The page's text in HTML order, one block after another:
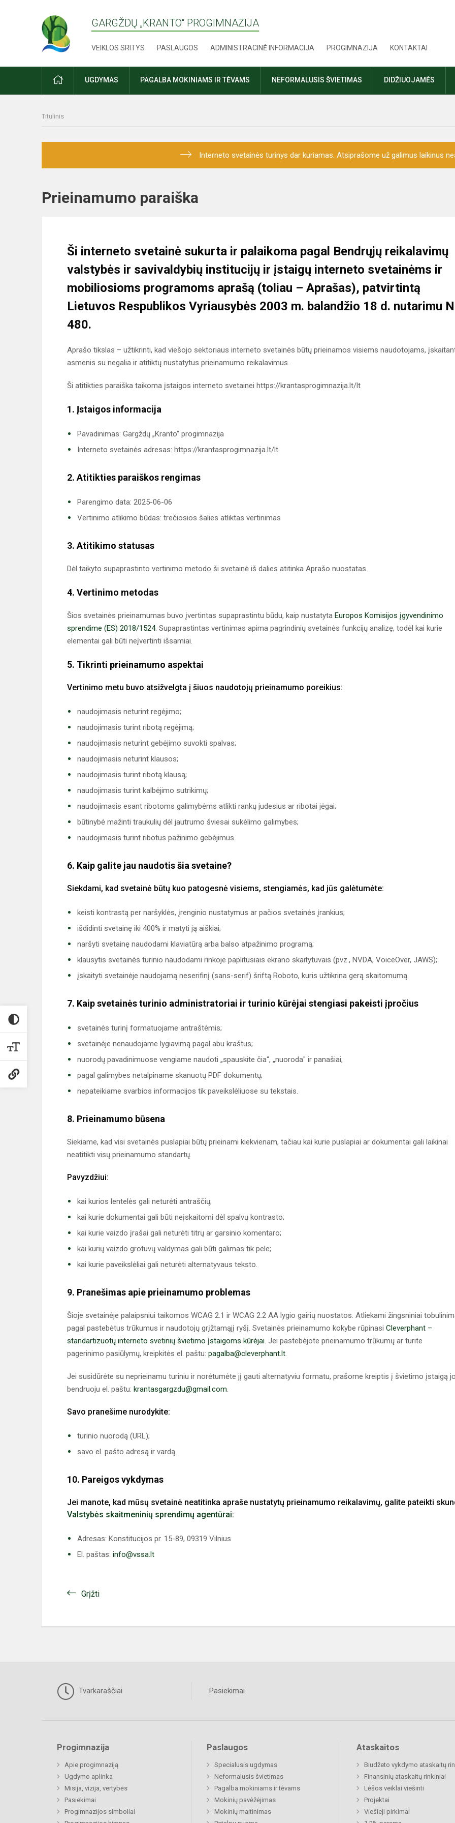
GARGŽDŲ „KRANTO“ PROGIMNAZIJA
VEIKLOS SRITYS PASLAUGOS ADMINISTRACINĖ INFORMACIJA PROGIMNAZIJA KONTAKTAI
PRADŽIAUGDYMAS PAGALBA MOKINIAMS IR TĖVAMS NEFORMALUSIS ŠVIETIMAS DIDŽIUOJAMĖS
Titulinis
Interneto svetainės turinys dar kuriamas. Atsiprašome už galimus laikinus
Prieinamumo paraiška
Ši interneto svetainė sukurta ir palaikoma pagal Bendrųjų reikalavimų
valstybės ir savivaldybių institucijų ir įstaigų interneto svetainėms ir
mobiliosioms programoms aprašą (toliau – Aprašas), patvirtintą
Lietuvos Respublikos Vyriausybės 2003 m. balandžio 18 d. nutarimu
480.
Aprašo tikslas – užtikrinti, kad viešojo sektoriaus interneto svetainės būtų prieinamos visiems naudotojams,
asmenis su negalia ir atitiktų nustatytus prieinamumo reikalavimus.
Ši atitikties paraiška taikoma įstaigos interneto svetainei https://krantasprogimnazija.lt/lt
1. Įstaigos informacija
Pavadinimas: Gargždų „Kranto“ progimnazija
Interneto svetainės adresas: https://krantasprogimnazija.lt/lt
2. Atitikties paraiškos rengimas
Parengimo data: 2025-06-06
Vertinimo atlikimo būdas: trečiosios šalies atliktas vertinimas
3. Atitikimo statusas
Dėl taikyto supaprastinto vertinimo metodo ši svetainė iš dalies atitinka Aprašo nuostatas.
4. Vertinimo metodas
Šios svetainės prieinamumas buvo įvertintas supaprastintu būdu, kaip nustatyta Europos Komisijos įgyvendinimo
sprendime (ES) 2018/1524. Supaprastintas vertinimas apima pagrindinių svetainės funkcijų analizę, todėl kai kurie
elementai gali būti neįvertinti išsamiai.
5. Tikrinti prieinamumo aspektai
Vertinimo metu buvo atsižvelgta į šiuos naudotojų prieinamumo poreikius:
naudojimasis neturint regėjimo;
naudojimasis turint ribotą regėjimą;
naudojimasis neturint gebėjimo suvokti spalvas;
naudojimasis neturint klausos;
naudojimasis turint ribotą klausą;
naudojimasis turint kalbėjimo sutrikimų;
naudojimasis esant ribotoms galimybėms atlikti rankų judesius ar ribotai jėgai;
būtinybė mažinti traukulių dėl jautrumo šviesai sukėlimo galimybes;
naudojimasis turint ribotus pažinimo gebėjimus.
6. Kaip galite jau naudotis šia svetaine?
Siekdami, kad svetainė būtų kuo patogesnė visiems, stengiamės, kad jūs galėtumėte:
keisti kontrastą per naršyklės, įrenginio nustatymus ar pačios svetainės įrankius;
išdidinti svetainę iki 400% ir matyti ją aiškiai;
naršyti svetainę naudodami klaviatūrą arba balso atpažinimo programą;
klausytis svetainės turinio naudodami rinkoje paplitusiais ekrano skaitytuvais (pvz., NVDA, VoiceOver, JAWS);
įskaityti svetainėje naudojamą neserifinį (sans-serif) šriftą Roboto, kuris užtikrina gerą skaitomumą.
7. Kaip svetainės turinio administratoriai ir turinio kūrėjai stengiasi pakeisti įpročius
svetainės turinį formatuojame antraštėmis;
svetainėje nenaudojame lygiavimą pagal abu kraštus;
nuorodų pavadinimuose vengiame naudoti „spauskite čia“, „nuoroda" ir panašiai;
pagal galimybes netalpiname skanuotų PDF dokumentų;
nepateikiame svarbios informacijos tik paveikslėliuose su tekstais.
8. Prieinamumo būsena
Siekiame, kad visi svetainės puslapiai būtų prieinami kiekvienam, tačiau kai kurie puslapiai ar dokumentai gali laikinai
neatitikti visų prieinamumo standartų.
Pavyzdžiui:
kai kurios lentelės gali neturėti antraščių;
kai kurie dokumentai gali būti neįskaitomi dėl spalvų kontrasto;
kai kurie vaizdo įrašai gali neturėti titrų ar garsinio komentaro;
kai kurių vaizdo grotuvų valdymas gali būti galimas tik pele;
kai kurie paveikslėliai gali neturėti alternatyvaus teksto.
9. Pranešimas apie prieinamumo problemas
Šioje svetainėje palaipsniui taikomos WCAG 2.1 ir WCAG 2.2 AA lygio gairių nuostatos. Atliekami žingsniniai
pagal pastebėtus trūkumus ir naudotojų grįžtamąjį ryšį. Svetainės prieinamumo kokybe rūpinasi Cleverphant –
standartizuotų interneto svetinių švietimo įstaigoms kūrėjai. Jei pastebėjote prieinamumo trūkumų ar turite
pagerinimo pasiūlymų, kreipkitės el. paštu: pagalba@cleverphant.lt.
Jei susidūrėte su neprieinamu turiniu ir norėtumėte jį gauti alternatyviu formatu, prašome kreiptis į švietimo įstaigą
bendruoju el. paštu: krantasgargzdu@gmail.com.
Savo pranešime nurodykite:
turinio nuorodą (URL);
savo el. pašto adresą ir vardą.
10. Pareigos vykdymas
Jei manote, kad mūsų svetainė neatitinka apraše nustatytų prieinamumo reikalavimų, galite pateikti
Valstybės skaitmeninių sprendimų agentūrai:
Adresas: Konstitucijos pr. 15-89, 09319 Vilnius
El. paštas: info@vssa.lt
Grįžti
Tvarkaraščiai Pasiekimai
Progimnazija
Apie progimnaziją
Ugdymo aplinka
Misija, vizija, vertybės
Pasiekimai
Progimnazijos simboliai
Paslaugos
Specialusis ugdymas
Neformalusis švietimas
Pagalba mokiniams ir tėvams
Mokinių pavėžėjimas
Mokinių maitinimas
Ataskaitos
Biudžeto vykdymo ataskaitų
Finansinių ataskaitų rinkiniai
Lėšos veiklai viešinti
Projektai
Viešieji pirkimai